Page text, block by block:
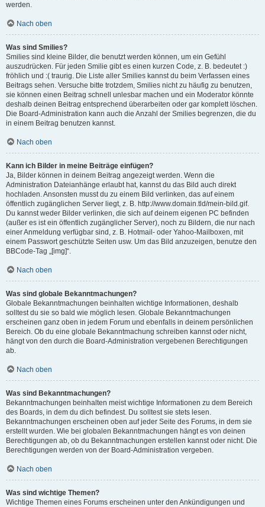
werden.
Nach oben
Was sind Smilies?
Smilies sind kleine Bilder, die benutzt werden können, um ein Gefühl
auszudrücken. Für jeden Smilie gibt es einen kurzen Code, z. B. bedeutet :)
fröhlich und :( traurig. Die Liste aller Smilies kannst du beim Verfassen eines
Beitrags sehen. Versuche bitte trotzdem, Smilies nicht zu häufig zu benutzen,
sie können einen Beitrag schnell unlesbar machen und ein Moderator könnte
deshalb deinen Beitrag entsprechend überarbeiten oder gar komplett löschen.
Die Board-Administration kann auch die Anzahl der Smilies begrenzen, die du
in einem Beitrag benutzen kannst.
Nach oben
Kann ich Bilder in meine Beiträge einfügen?
Ja, Bilder können in deinem Beitrag angezeigt werden. Wenn die
Administration Dateianhänge erlaubt hat, kannst du das Bild auch direkt
hochladen. Ansonsten musst du zu einem Bild verlinken, das auf einem
öffentlich zugänglichen Server liegt, z. B. http://www.domain.tld/mein-bild.gif.
Du kannst weder Bilder verlinken, die sich auf deinem eigenen PC befinden
(außer es ist ein öffentlich zugänglicher Server), noch zu Bildern, die nur nach
einer Anmeldung verfügbar sind, z. B. Hotmail- oder Yahoo-Mailboxen, mit
einem Passwort geschützte Seiten usw. Um das Bild anzuzeigen, benutze den
BBCode-Tag „[img]“.
Nach oben
Was sind globale Bekanntmachungen?
Globale Bekanntmachungen beinhalten wichtige Informationen, deshalb
solltest du sie so bald wie möglich lesen. Globale Bekanntmachungen
erscheinen ganz oben in jedem Forum und ebenfalls in deinem persönlichen
Bereich. Ob du eine globale Bekanntmachung schreiben kannst oder nicht,
hängt von den durch die Board-Administration vergebenen Berechtigungen
ab.
Nach oben
Was sind Bekanntmachungen?
Bekanntmachungen beinhalten meist wichtige Informationen zu dem Bereich
des Boards, in dem du dich befindest. Du solltest sie stets lesen.
Bekanntmachungen erscheinen oben auf jeder Seite des Forums, in dem sie
erstellt wurden. Wie bei globalen Bekanntmachungen hängt es von deinen
Berechtigungen ab, ob du Bekanntmachungen erstellen kannst oder nicht. Die
Berechtigungen werden von der Board-Administration vergeben.
Nach oben
Was sind wichtige Themen?
Wichtige Themen eines Forums erscheinen unter den Ankündigungen und